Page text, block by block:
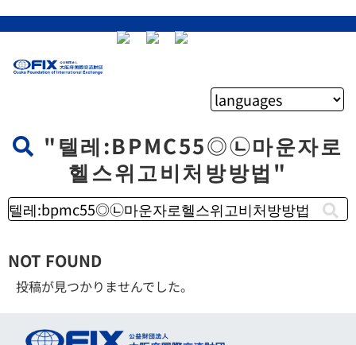
"텔레:BPMC55◎㉡마운자로
헬스위고비처방방법"
NOT FOUND
投稿が見つかりませんでした。